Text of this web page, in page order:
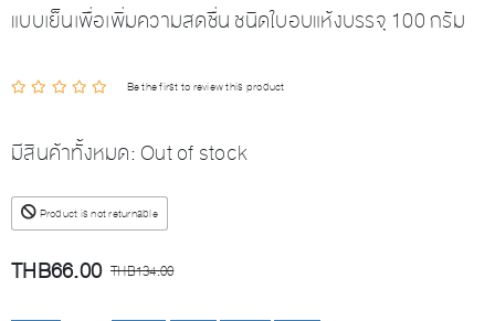
แบบเย็นเพื่อเพิ่มความสดชื่น ชนิดใบอบแห้งบรรจุ 100 กรัม
Be the first to review this product
มีสินค้าทั้งหมด:Out of stock
Product is not returnable
THB66.00 THB134.00